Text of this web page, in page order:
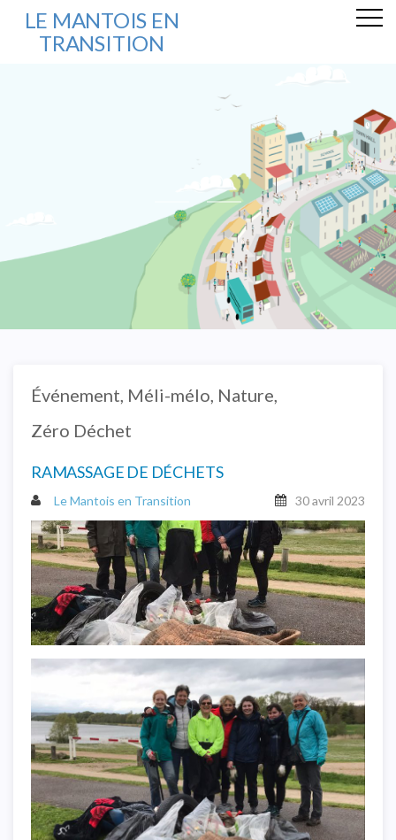
LE MANTOIS EN
TRANSITION
Événement, Méli-mélo, Nature,
Zéro Déchet
RAMASSAGE DE DÉCHETS
Le Mantois en Transition 30 avril 2023